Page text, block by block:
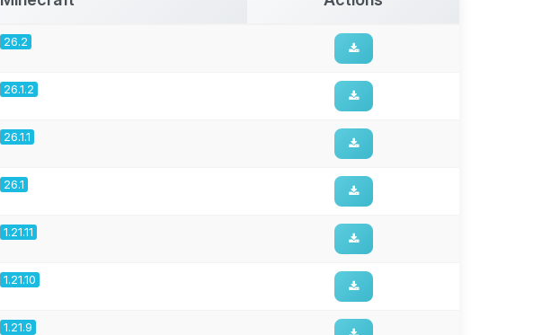
26.2
26.1.2
26.1.1
26.1
1.21.11
1.21.10
1.21.9